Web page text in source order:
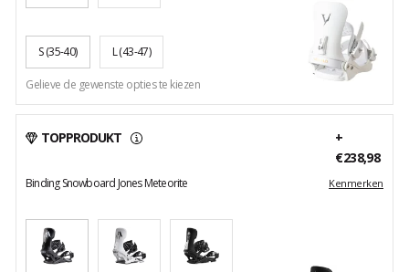
S(35-40) L(43-47)
Gelieve de gewenste opties te kiezen
TOPPRODUKT
+
€238,98
Binding Snowboard Jones Meteorite Kenmerken